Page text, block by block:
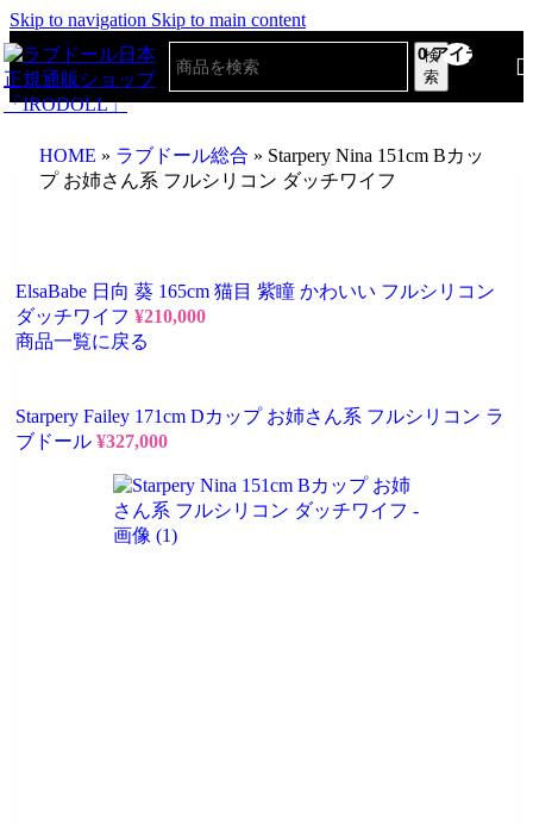
Skip to navigation Skip to main content
検
索
0アイテム
HOME » ラブドール総合 » Starpery Nina 151cm Bカッ
プ お姉さん系 フルシリコン ダッチワイフ
ElsaBabe 日向 葵 165cm 猫目 紫瞳 かわいい フルシリコン
ダッチワイフ ¥210,000
商品一覧に戻る
Starpery Failey 171cm Dカップ お姉さん系 フルシリコン ラ
ブドール ¥327,000